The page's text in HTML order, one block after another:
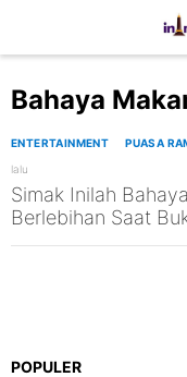
Bahaya
ENTERTAINMENT PUASA
lalu
Simak Inilah
Berlebihan Saat
POPULER